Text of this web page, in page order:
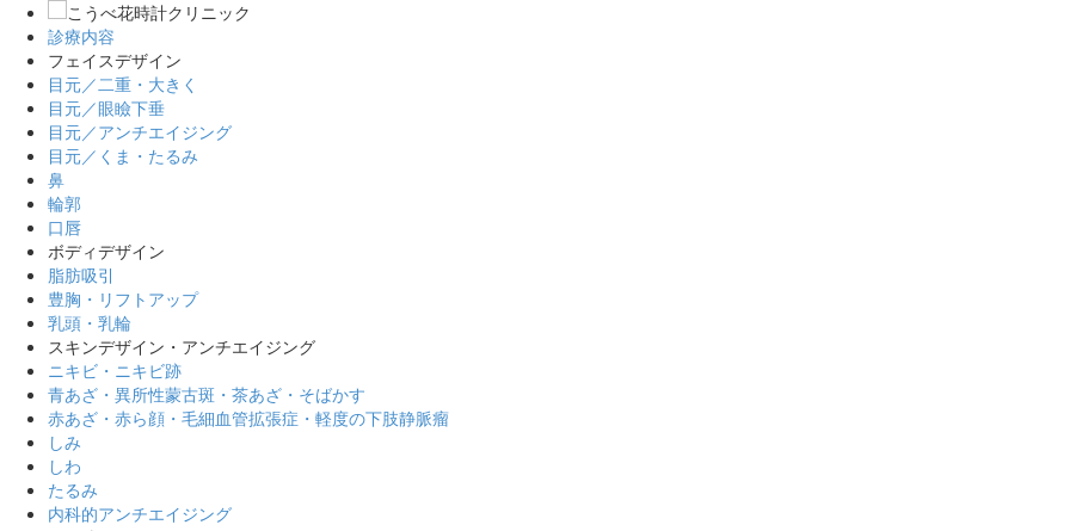
診療内容
フェイスデザイン
目元／二重・大きく
目元／眼瞼下垂
目元／アンチエイジング
目元／くま・たるみ
鼻
輪郭
口唇
ボディデザイン
脂肪吸引
豊胸・リフトアップ
乳頭・乳輪
スキンデザイン・アンチエイジング
ニキビ・ニキビ跡
青あざ・異所性蒙古斑・茶あざ・そばかす
赤あざ・赤ら顔・毛細血管拡張症・軽度の下肢静脈瘤
しみ
しわ
たるみ
内科的アンチエイジング